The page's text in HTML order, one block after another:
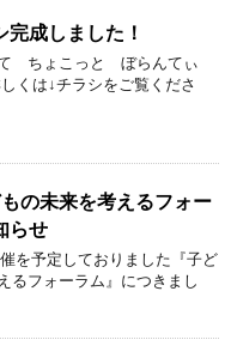
成しました！
て ちょこっと ぼらんてぃ
くは↓チラシをご覧くださ
の未来を考えるフォー
らせ
を予定しておりました『子ど
るフォーラム』につきまし